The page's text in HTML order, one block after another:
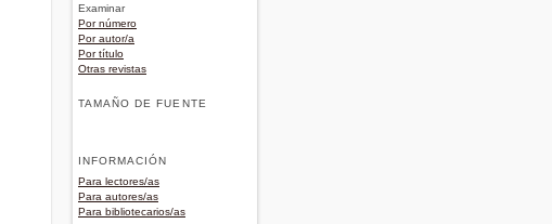
Examinar
Por número
Por autor/a
Por título
Otras revistas
TAMAÑO DE FUENTE
INFORMACIÓN
Para lectores/as
Para autores/as
Para bibliotecarios/as